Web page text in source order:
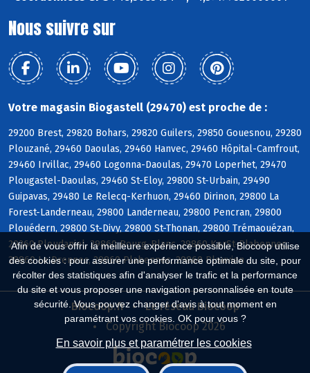
Afin de vous offrir la meilleure expérience possible, Biocoop utilise
des cookies : pour assurer une performance optimale du site, pour
récolter des statistiques afin d'analyser le trafic et la performance
du site et vous proposer une navigation personnalisée en toute
sécurité. Vous pouvez changer d'avis à tout moment en
paramétrant vos cookies. OK pour vous ?
En savoir plus et paramétrer les cookies
Nous suivre sur
Votre magasin Biogastell (29470) est proche de :
29200 Brest, 29820 Bohars, 29820 Guilers, 29850 Gouesnou, 29280
Plouzané, 29460 Daoulas, 29460 Hanvec, 29460 Hôpital-Camfrout,
29460 Irvillac, 29460 Logonna-Daoulas, 29470 Loperhet, 29470
Plougastel-Daoulas, 29460 St-Eloy, 29800 St-Urbain, 29490
Guipavas, 29480 Le Relecq-Kerhuon, 29460 Dirinon, 29800 La
Forest-Landerneau, 29800 Landerneau, 29800 Pencran, 29800
Plouédern, 29800 St-Divy, 29800 St-Thonan, 29800 Trémaouézan,
29260 Ploudaniel, 29860 Bourg-Blanc, 29860 KerSt-Plabennec,
29860 Le Drennec, 29860 Plabennec, 29860 Plouvien
Biocoop.fr
Le réseau Biocoop
Copyright Biocoop 2026